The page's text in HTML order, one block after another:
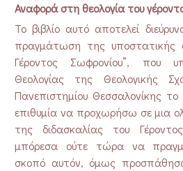
Αναφορά στη θεολογία του
Το βιβλίο αυτό αποτελεί
πραγμάτωση της υποστατικής
Γέροντος Σωφρονίου”, που
Θεολογίας της Θεολογικής
Πανεπιστημίου Θεσσαλονίκης
επιθυμία να προχωρήσω σε μια
της διδασκαλίας του
μπόρεσα ούτε τώρα να
σκοπό αυτόν, όμως